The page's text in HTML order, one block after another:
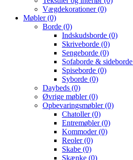
Vægdekorationer(0)
Møbler(0)
Borde (0)
Indskudsborde (0)
Skriveborde (0)
Sengeborde (0)
Sofaborde & sideborde
Spiseborde (0)
Syborde (0)
Daybeds (0)
Øvrige møbler(0)
Opbevaringsmøbler(0)
Chatoller(0)
Entremøbler(0)
Kommoder(0)
Reoler(0)
Skabe (0)
Skænke (0)